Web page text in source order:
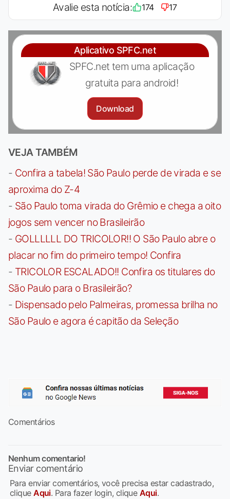
Avalie esta notícia: 174 17
Aplicativo SPFC.net
SPFC.net tem uma aplicação
gratuita para android!
Download
VEJA TAMBÉM
- Confira a tabela! São Paulo perde de virada e se
aproxima do Z-4
- São Paulo toma virada do Grêmio e chega a oito
jogos sem vencer no Brasileirão
- GOLLLLLL DO TRICOLOR!! O São Paulo abre o
placar no fim do primeiro tempo! Confira
- TRICOLOR ESCALADO!! Confira os titulares do
São Paulo para o Brasileirão?
- Dispensado pelo Palmeiras, promessa brilha no
São Paulo e agora é capitão da Seleção
Comentários
Nenhum comentario!
Enviar comentário
Para enviar comentários, você precisa estar cadastrado,
cliqueAqui. Para fazer login, clique Aqui.